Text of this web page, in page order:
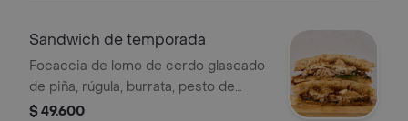
Sandwich de temporada
Focaccia de lomo de cerdo glaseado
de piña, rúgula, burrata, pesto de
tomate y reducción de balsámico
$ 49.600